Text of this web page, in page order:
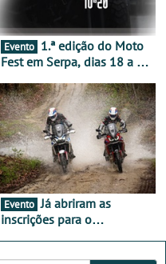
Evento
Fest em Serpa, dias 18 a 20
duas rodas invade o Baixo
Alentejo
Evento Já abriram as
inscrições para o